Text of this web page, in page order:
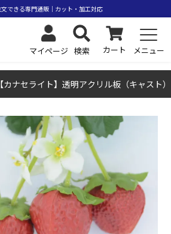
マイページ 検索 カート メニュー
【カナセライト】透明アクリル板（キャスト）